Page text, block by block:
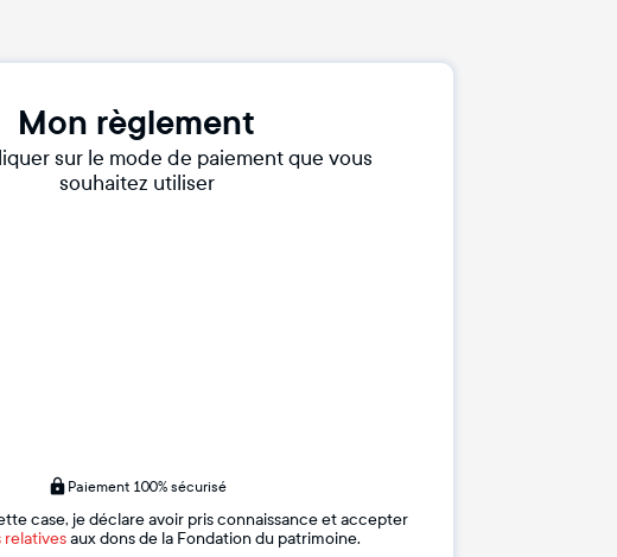
Mon règlement
sur le mode de paiement que vous
souhaitez utiliser
Paiement 100% sécurisé
case, je déclare avoir pris connaissance et accepter
relativesaux dons de la Fondation du patrimoine.